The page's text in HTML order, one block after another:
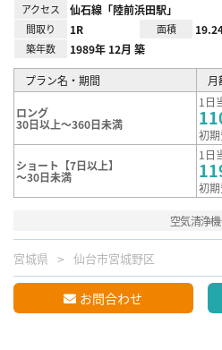
アクセス 仙石線「陸前浜田駅」
間取り 1R 面積
築年数 1989年 12月 築
プラン名・期間 月
ロング
30日以上～360日未満
1日
初
ショート【7日以上】
～30日未満
1日
初
空気清浄
宮城県 仙台市宮城野区
お問合わせ